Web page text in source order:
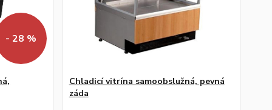
- 28 %
Chladicí vitrína samoobslužná, pevná
záda